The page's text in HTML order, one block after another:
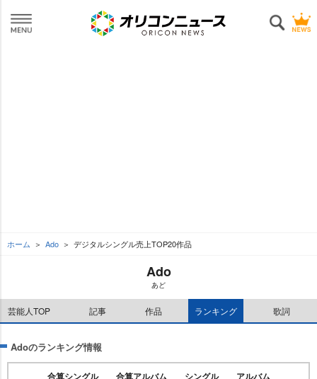
ホーム Ado デジタルシングル売上TOP20作品
Ado
あど
芸能人TOP 記事 作品 ランキング 歌詞
Adoのランキング情報
合算シングル 合算アルバム シングル
アルバム